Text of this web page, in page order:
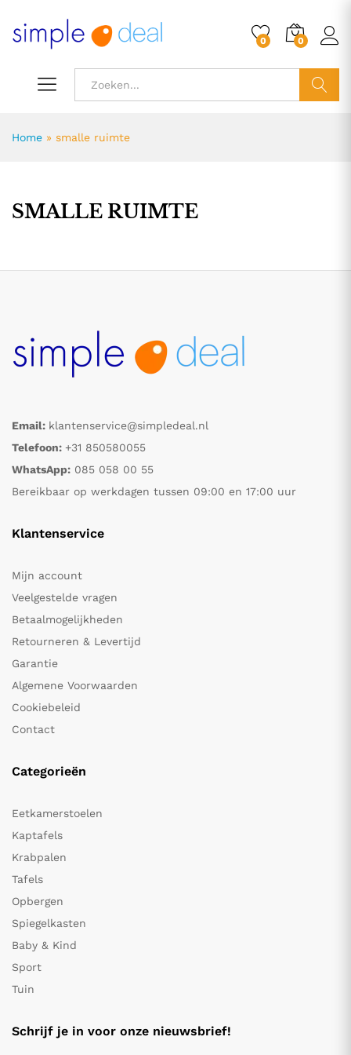
0 0
Home » smalle ruimte
SMALLE RUIMTE
Email: klantenservice@simpledeal.nl
Telefoon: +31 850580055
WhatsApp: 085 058 00 55
Bereikbaar op werkdagen tussen 09:00 en 17:00 uur
Klantenservice
Mijn account
Veelgestelde vragen
Betaalmogelijkheden
Retourneren & Levertijd
Garantie
Algemene Voorwaarden
Cookiebeleid
Contact
Categorieën
Eetkamerstoelen
Kaptafels
Krabpalen
Tafels
Opbergen
Spiegelkasten
Baby & Kind
Sport
Tuin
Schrijf je in voor onze nieuwsbrief!